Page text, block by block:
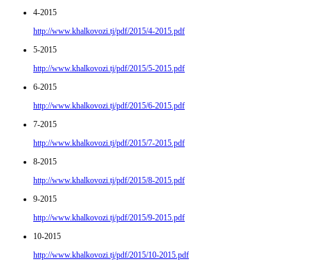
4-2015
http://www.khalkovozi.tj/pdf/2015/4-2015.pdf
5-2015
http://www.khalkovozi.tj/pdf/2015/5-2015.pdf
6-2015
http://www.khalkovozi.tj/pdf/2015/6-2015.pdf
7-2015
http://www.khalkovozi.tj/pdf/2015/7-2015.pdf
8-2015
http://www.khalkovozi.tj/pdf/2015/8-2015.pdf
9-2015
http://www.khalkovozi.tj/pdf/2015/9-2015.pdf
10-2015
http://www.khalkovozi.tj/pdf/2015/10-2015.pdf